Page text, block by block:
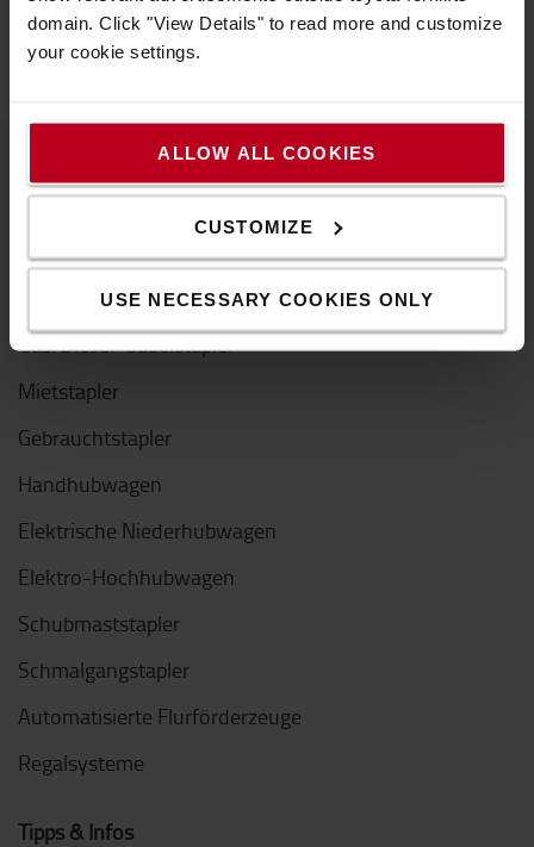
domain. Click "View Details" to read more and customize
your cookie settings.
ALLOW ALL COOKIES
CUSTOMIZE
USE NECESSARY COOKIES ONLY
Größe: 7
Produkte
Gabelstapler
Elektrostapler
Gas/Diesel-Gabelstapler
Mietstapler
Gebrauchtstapler
Handhubwagen
Elektrische Niederhubwagen
Elektro-Hochhubwagen
Schubmaststapler
Schmalgangstapler
Automatisierte Flurförderzeuge
Regalsysteme
Tipps & Infos